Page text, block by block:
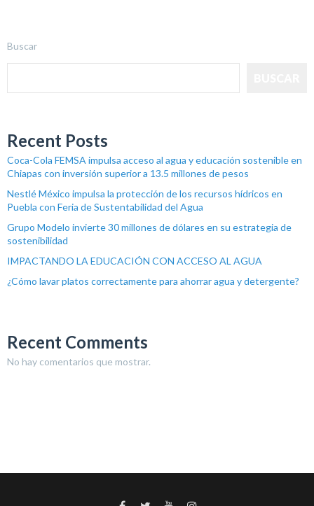
Buscar
Recent Posts
Coca-Cola FEMSA impulsa acceso al agua y educación sostenible en
Chiapas con inversión superior a 13.5 millones de pesos
Nestlé México impulsa la protección de los recursos hídricos en
Puebla con Feria de Sustentabilidad del Agua
Grupo Modelo invierte 30 millones de dólares en su estrategia de
sostenibilidad
IMPACTANDO LA EDUCACIÓN CON ACCESO AL AGUA
¿Cómo lavar platos correctamente para ahorrar agua y detergente?
Recent Comments
No hay comentarios que mostrar.